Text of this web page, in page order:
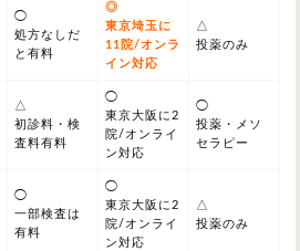
◯
処方なしだ
と有料
◎
東京埼玉に
11院/オンラ
イン対応
△
投薬のみ
△
初診料・検
査料有料
◯
東京大阪に2
院/オンライ
ン対応
◯
投薬・メソ
セラピー
◯
一部検査は
有料
◯
東京大阪に2
院/オンライ
ン対応
△
投薬のみ